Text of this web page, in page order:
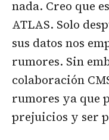
nada. Creo que
ATLAS. Solo
sus datos nos
rumores. Sin
colaboración
rumores ya que
prejuicios y ser